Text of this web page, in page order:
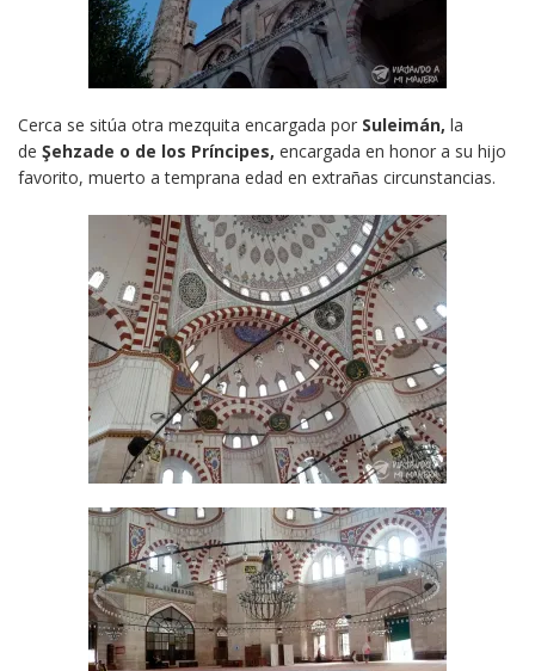
Cerca se sitúa otra mezquita encargada por Suleimán, la
de Şehzade o de los Príncipes, encargada en honor a su hijo
favorito, muerto a temprana edad en extrañas circunstancias.